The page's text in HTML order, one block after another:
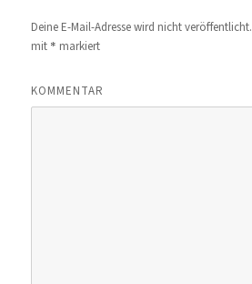
Deine E-Mail-Adresse wird nicht veröffentlicht.
mit * markiert
KOMMENTAR